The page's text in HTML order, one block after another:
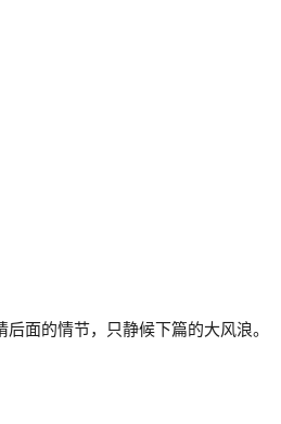
面的情节，只静候下篇的大风浪。